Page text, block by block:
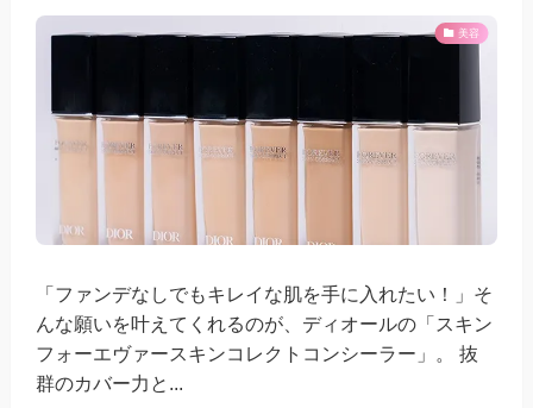
美容
「ファンデなしでもキレイな肌を手に入れたい！」そ
んな願いを叶えてくれるのが、ディオールの「スキン
フォーエヴァースキンコレクトコンシーラー」。 抜
群のカバー力と...